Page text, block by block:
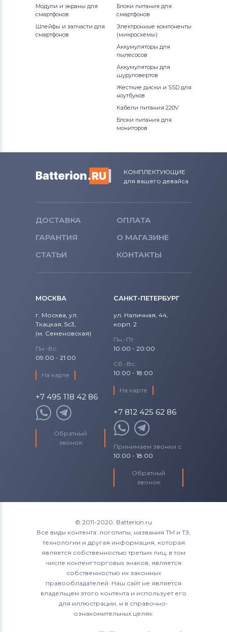
Тачскрины для планшетовMoveo
Тачскрины для планшетовWindow
Тачскрины для планшетов Amazon
Тачскрины для планшетов TOPSUN
Тачскрины для планшетовCHINA
Тачскрины для планшетовAcho
Тачскрины для планшетовRitmix
Тачскрины для планшетов China-
Тачскрины для планшетов
Тачскрины для планшетов
Тачскрины для планшетов Asus
Тачскрины для планшетов Fly
Тачскрины для планшетовiconBIT
Тачскрины для планшетов
Тачскрины для планшетовAllfine
Тачскрины для планшетовEurocase
Тачскрины для планшетовMyTab
Модули и экраны для
смартфонов
Шлейфы и запчасти для
смартфонов
Блоки питания для
смартфонов
Электронные компоненты
(микросхемы)
Аккумуляторы для
пылесосов
Аккумуляторы для
шуруповертов
Жесткие диски и SSD для
ноутбуков
Кабели питания 220V
Блоки питания для
мониторов
КОМПЛЕКТУЮЩИЕ
для вашего девайса
ДОСТАВКА
ОПЛАТА
ГАРАНТИЯ
О МАГАЗИНЕ
СТАТЬИ
КОНТАКТЫ
МОСКВА
г. Москва, ул.
Ткацкая, 5с3,
(м. Семеновская)
Пн.-Вс.
09:00 - 21:00
На карте
+7 495 118 42 86
Обратный
звонок
САНКТ-ПЕТЕРБУРГ
ул. Наличная, 44,
корп. 2
Пн.-Пт.
10:00 - 20:00
Сб.-Вс.
10:00 - 18:00
На карте
+7 812 425 62 86
Принимаем звонки с
10:00 - 18:00
Обратный
звонок
© 2011-2020. Batterion.ru
Все виды контента: логотипы, названия ТМ и ТЗ,
технологии и другая информация, которая
является собственностью третьих лиц, в том
числе контент торговых знаков, является
собственностью их законных
правообладателей. Наш сайт не является
владельцем этого контента и использует его
для иллюстрации, и в справочно-
ознакомительных целях.